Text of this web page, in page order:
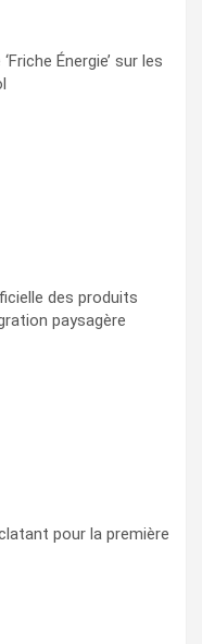
Énergie’ sur les
des produits
paysagère
pour la première